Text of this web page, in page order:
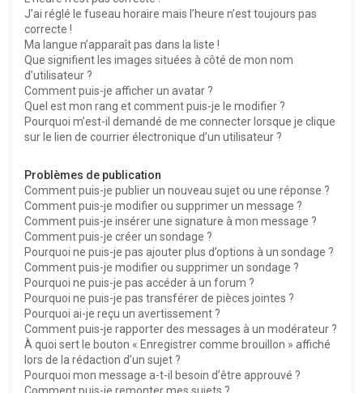
J’ai réglé le fuseau horaire mais l’heure n’est toujours pas
correcte !
Ma langue n’apparaît pas dans la liste !
Que signifient les images situées à côté de mon nom
d’utilisateur ?
Comment puis-je afficher un avatar ?
Quel est mon rang et comment puis-je le modifier ?
Pourquoi m’est-il demandé de me connecter lorsque je clique
sur le lien de courrier électronique d’un utilisateur ?
Problèmes de publication
Comment puis-je publier un nouveau sujet ou une réponse ?
Comment puis-je modifier ou supprimer un message ?
Comment puis-je insérer une signature à mon message ?
Comment puis-je créer un sondage ?
Pourquoi ne puis-je pas ajouter plus d’options à un sondage ?
Comment puis-je modifier ou supprimer un sondage ?
Pourquoi ne puis-je pas accéder à un forum ?
Pourquoi ne puis-je pas transférer de pièces jointes ?
Pourquoi ai-je reçu un avertissement ?
Comment puis-je rapporter des messages à un modérateur ?
À quoi sert le bouton « Enregistrer comme brouillon » affiché
lors de la rédaction d’un sujet ?
Pourquoi mon message a-t-il besoin d’être approuvé ?